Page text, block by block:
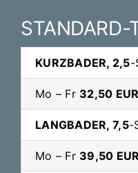
Ebene 2
STANDARD-
KURZBADER, 2,5-
Mo – Fr 32,50 EUR
LANGBADER, 7,5-
Mo – Fr 39,50 EUR